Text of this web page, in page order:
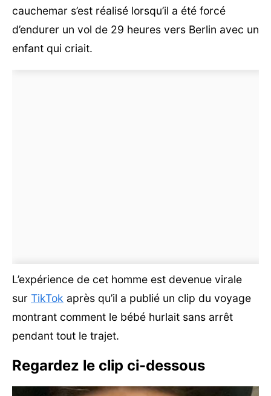
cauchemar s’est réalisé lorsqu’il a été forcé
d’endurer un vol de 29 heures vers Berlin avec un
enfant qui criait.
L’expérience de cet homme est devenue virale
sur TikTok après qu’il a publié un clip du voyage
montrant comment le bébé hurlait sans arrêt
pendant tout le trajet.
Regardez le clip ci-dessous